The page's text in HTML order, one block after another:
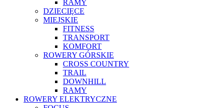
RAMY
DZIECIĘCE
MIEJSKIE
FITNESS
TRANSPORT
KOMFORT
ROWERY GÓRSKIE
CROSS COUNTRY
TRAIL
DOWNHILL
RAMY
ROWERY ELEKTRYCZNE